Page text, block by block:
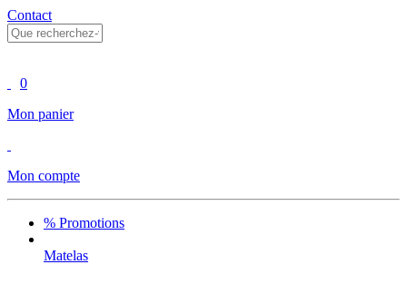
Contact
0
Mon panier
Mon compte
% Promotions
Matelas